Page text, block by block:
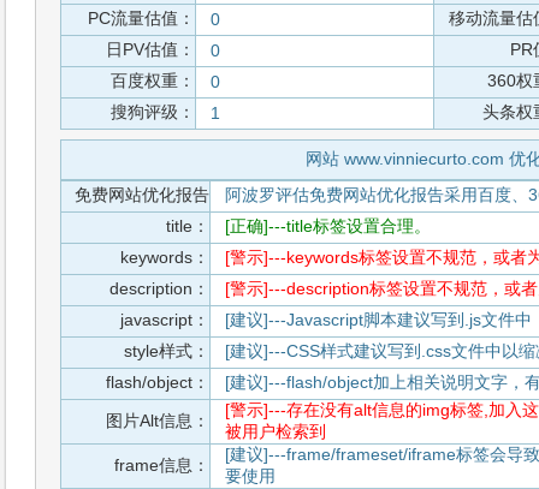
PC流量估值：
0
移动流量估
日PV估值：
0
PR
百度权重：
0
360权
搜狗评级：
1 头条权
网站 www.vinniecurto.com 优
免费网站优化报告
阿波罗评估免费网站优化报告采用百度、
title：
[正确]---title标签设置合理。
keywords：
[警示]---keywords标签设置不规范，或者
description：
[警示]---description标签设置不规范，或
javascript：
[建议]---Javascript脚本建议写到.js文件中
style样式：
[建议]---CSS样式建议写到.css文件中以
flash/object：
[建议]---flash/object加上相关说明文字，
图片Alt信息：
[警示]---存在没有alt信息的img标签,加入
被用户检索到
frame信息：
[建议]---frame/frameset/iframe标签会导
要使用